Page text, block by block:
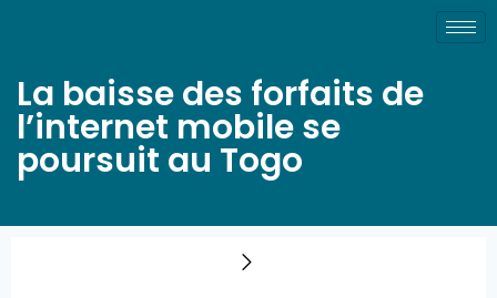
La baisse des forfaits de
l’internet mobile se
poursuit au Togo